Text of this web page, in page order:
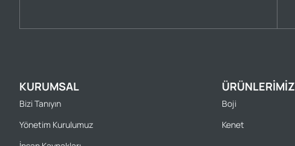
KURUMSAL
Bizi Tanıyın
Yönetim Kurulumuz
ÜRÜNLERIMIZ
Boji
Kenet